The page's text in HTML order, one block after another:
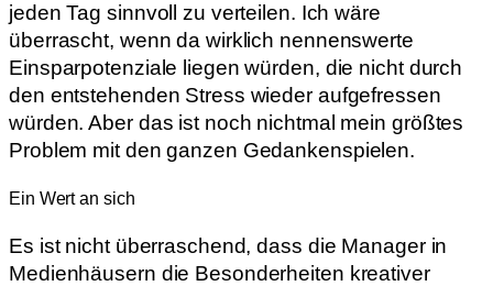
jeden Tag sinnvoll zu verteilen. Ich wäre
überrascht, wenn da wirklich nennenswerte
Einsparpotenziale liegen würden, die nicht durch
den entstehenden Stress wieder aufgefressen
würden. Aber das ist noch nichtmal mein größtes
Problem mit den ganzen Gedankenspielen.
Ein Wert an sich
Es ist nicht überraschend, dass die Manager in
Medienhäusern die Besonderheiten kreativer